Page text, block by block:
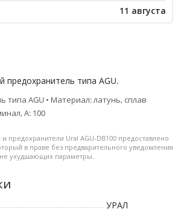
11 августа
предохранитель типа AGU.
типа AGU • Материал: латунь, сплав
А: 100
предохранители Ural AGU-DB100 предоставлено
в праве без предварительного уведомления
ухудшающих параметры.
УРАЛ